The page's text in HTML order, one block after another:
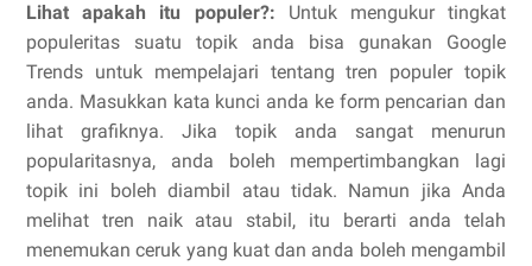
Lihat apakah itu populer?: Untuk mengukur tingkat
populeritas suatu topik anda bisa gunakan Google
Trends untuk mempelajari tentang tren populer topik
anda. Masukkan kata kunci anda ke form pencarian dan
lihat grafiknya. Jika topik anda sangat menurun
popularitasnya, anda boleh mempertimbangkan lagi
topik ini boleh diambil atau tidak. Namun jika Anda
melihat tren naik atau stabil, itu berarti anda telah
menemukan ceruk yang kuat dan anda boleh mengambil